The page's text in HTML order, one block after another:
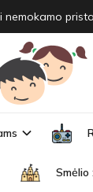
nemokamo
Smėlio